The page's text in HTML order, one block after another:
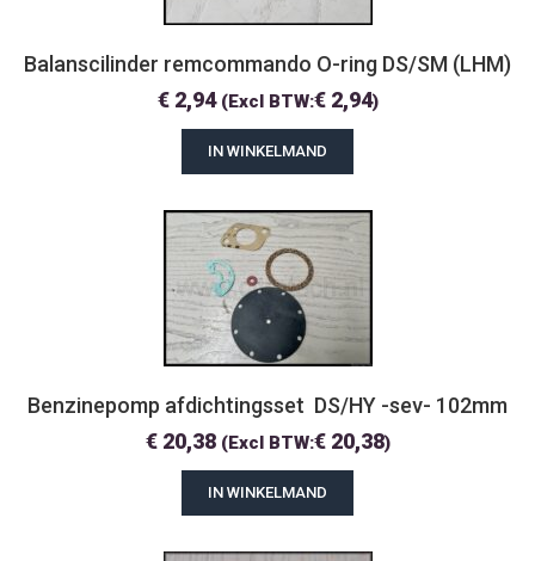
Balanscilinder remcommando O-ring DS/SM (LHM)
€2,94 (Excl BTW:€2,94)
IN WINKELMAND
Benzinepomp afdichtingsset  DS/HY -sev- 102mm
€20,38 (Excl BTW:€20,38)
IN WINKELMAND